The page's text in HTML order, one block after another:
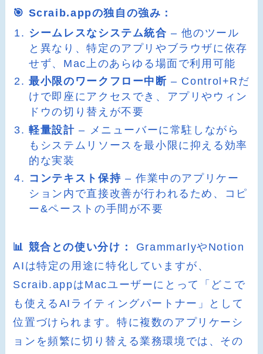
🎯 Scraib.appの独自の強み：
シームレスなシステム統合 – 他のツール
と異なり、特定のアプリやブラウザに依存
せず、Mac上のあらゆる場面で利用可能
最小限のワークフロー中断 – Control+Rだ
けで即座にアクセスでき、アプリやウィン
ドウの切り替えが不要
軽量設計 – メニューバーに常駐しながら
もシステムリソースを最小限に抑える効率
的な実装
コンテキスト保持 – 作業中のアプリケー
ション内で直接改善が行われるため、コピ
ー&ペーストの手間が不要
📊 競合との使い分け：
GrammarlyやNotion
AIは特定の用途に特化していますが、
Scraib.appはMacユーザーにとって「どこで
も使えるAIライティングパートナー」として
位置づけられます。特に複数のアプリケーシ
ョンを頻繁に切り替える業務環境では、その